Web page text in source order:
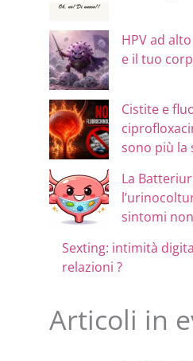
HPV ad
e il tuo
Cistite e
sono più la
La
sintomi
Sexting: intimità
relazioni ?
Articoli in